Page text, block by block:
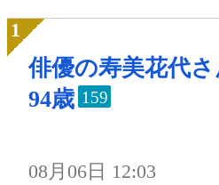
俳優の寿美花代さ
94歳 159
08月06日 12:03